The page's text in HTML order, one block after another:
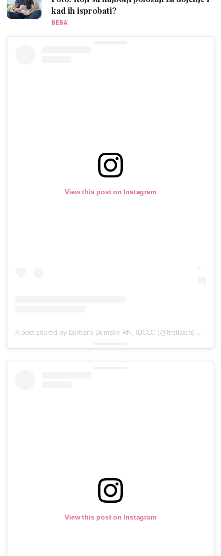
kad ih isprobati?
BEBA
View this post on Instagram
A post shared by Barbara Demske RN, IBCLC (@firstlatch)
View this post on Instagram